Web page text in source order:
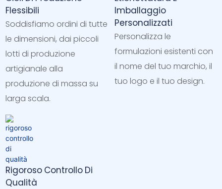
Flessibili
Soddisfiamo ordini di tutte
le dimensioni, dai piccoli
lotti di produzione
artigianale alla
produzione di massa su
larga scala.
Imballaggio
Personalizzati
Personalizza le
formulazioni esistenti con
il nome del tuo marchio, il
tuo logo e il tuo design.
Rigoroso Controllo Di
Qualità